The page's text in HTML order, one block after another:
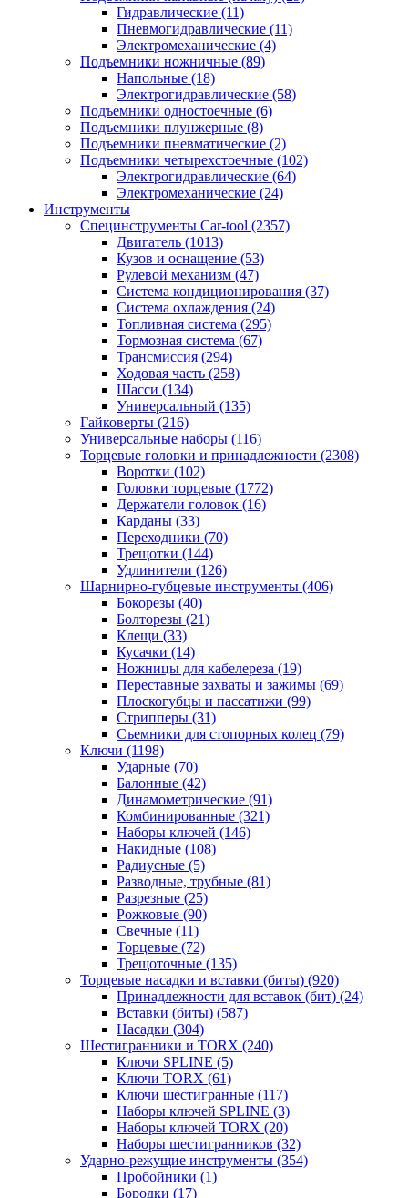
Гидравлические (11)
Пневмогидравлические (11)
Электромеханические (4)
Подъемники ножничные (89)
Напольные (18)
Электрогидравлические (58)
Подъемники одностоечные (6)
Подъемники плунжерные (8)
Подъемники пневматические (2)
Подъемники четырехстоечные (102)
Электрогидравлические (64)
Электромеханические (24)
Инструменты
Специнструменты Car-tool (2357)
Двигатель (1013)
Кузов и оснащение (53)
Рулевой механизм (47)
Система кондиционирования (37)
Система охлаждения (24)
Топливная система (295)
Тормозная система (67)
Трансмиссия (294)
Ходовая часть (258)
Шасси (134)
Универсальный (135)
Гайковерты (216)
Универсальные наборы (116)
Торцевые головки и принадлежности (2308)
Воротки (102)
Головки торцевые (1772)
Держатели головок (16)
Карданы (33)
Переходники (70)
Трещотки (144)
Удлинители (126)
Шарнирно-губцевые инструменты (406)
Бокорезы (40)
Болторезы (21)
Клещи (33)
Кусачки (14)
Ножницы для кабелереза (19)
Переставные захваты и зажимы (69)
Плоскогубцы и пассатижи (99)
Стрипперы (31)
Съемники для стопорных колец (79)
Ключи (1198)
Ударные (70)
Балонные (42)
Динамометрические (91)
Комбинированные (321)
Наборы ключей (146)
Накидные (108)
Радиусные (5)
Разводные, трубные (81)
Разрезные (25)
Рожковые (90)
Свечные (11)
Торцевые (72)
Трещоточные (135)
Торцевые насадки и вставки (биты) (920)
Принадлежности для вставок (бит) (24)
Вставки (биты) (587)
Насадки (304)
Шестигранники и TORX (240)
Ключи SPLINE (5)
Ключи TORX (61)
Ключи шестигранные (117)
Наборы ключей SPLINE (3)
Наборы ключей TORX (20)
Наборы шестигранников (32)
Ударно-режущие инструменты (354)
Пробойники (1)
Бородки (17)